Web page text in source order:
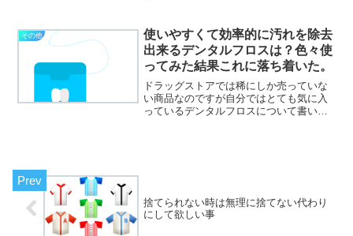
す♪昨日は心理学診断をして頂きありがと
うございました。心理...
その他
使いやすくて効率的に汚れを除去
出来るデンタルフロスは？色々使
ってみた結果これに落ち着いた。
ドラッグストアでは稀にしか売っていな
い商品なのですが自分ではとても気に入
っているデンタルフロスについて書いて
捨てられない時は無理に捨てない代わり
にして欲しい事